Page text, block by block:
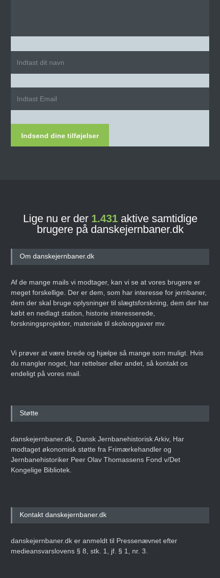
Indsend dine tilføjelser
Lige nu er der 1.431aktive samtidige
brugere på danskejernbaner.dk
Om danskejernbaner.dk
Af de mange mails vi modtager, kan vi se at vores brugere er
meget forskellige. Der er dem, som har interesse for jernbaner,
dem der skal bruge oplysninger til slægtsforskning, dem der har
købt en nedlagt station, historie interesserede,
forskningsprojekter, materiale til skoleopgaver mv.
Vi prøver at være brede og hjælpe så mange som muligt. Hvis
du mangler noget, har rettelser eller andet, så kontakt os
endeligt på vores mail.
Støtte
danskejernbaner.dk, Dansk Jernbanehistorisk Arkiv, Har
modtaget økonomisk støtte fra Frimærkehandler og
Jernbanehistoriker Peer Olav Thomassens Fond v/Det
Kongelige Bibliotek.
Kontakt danskejernbaner.dk
danskejernbaner.dk er anmeldt til Pressenævnet efter
medieansvarslovens § 8, stk. 1, jf. § 1, nr. 3.